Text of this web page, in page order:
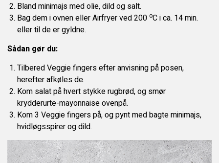
Bland minimajs med olie, dild og salt.
Bag dem i ovnen eller Airfryer ved 200 oC i ca. 14 min.
eller til de er gyldne.
Sådan gør du:
Tilbered Veggie fingers efter anvisning på posen,
herefter afkøles de.
Kom salat på hvert stykke rugbrød, og smør
krydderurte-mayonnaise ovenpå.
Kom 3 Veggie fingers på, og pynt med bagte minimajs,
hvidløgsspirer og dild.